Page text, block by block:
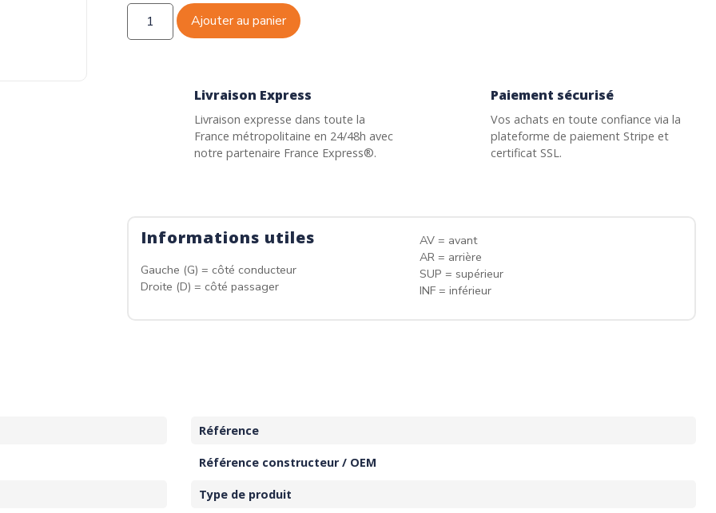
Ajouter au panier
Livraison Express
Livraison expresse dans toute la
France métropolitaine en 24/48h avec
notre partenaire France Express®.
Paiement sécurisé
Vos achats en toute confiance via la
plateforme de paiement Stripe et
certificat SSL.
Informations utiles
Gauche (G) = côté conducteur
Droite (D) = côté passager
AV = avant
AR = arrière
SUP = supérieur
INF = inférieur
Référence
Référence constructeur / OEM
Type de produit